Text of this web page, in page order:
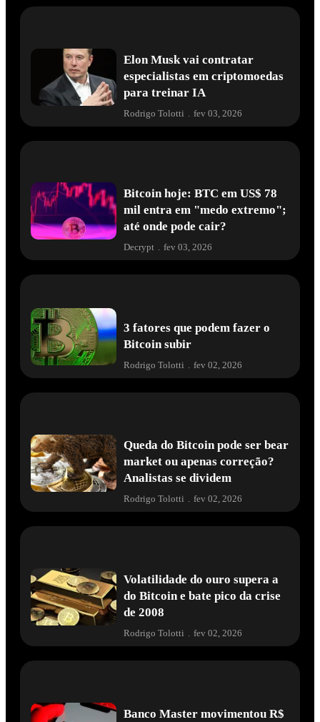
Elon Musk vai contratar
especialistas em criptomoedas
para treinar IA
Rodrigo Tolotti fev 03, 2026
Bitcoin hoje: BTC em US$ 78
mil entra em "medo extremo";
até onde pode cair?
Decrypt . fev 03, 2026
3 fatores que podem fazer o
Bitcoin subir
Rodrigo Tolotti fev 02, 2026
Queda do Bitcoin pode ser bear
market ou apenas correção?
Analistas se dividem
Rodrigo Tolotti . fev 02, 2026
Volatilidade do ouro supera a
do Bitcoin e bate pico da crise
de 2008
Rodrigo Tolotti . fev 02, 2026
Banco Master movimentou R$